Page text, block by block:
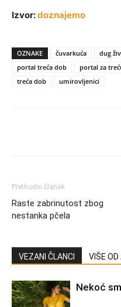
Izvor:doznajemo
OZNAKE čuvarkuća dug
portal treća dob
portal za
treća dob
umirovljenici
Prethodni članak
Raste zabrinutost zbog
nestanka pčela
VEZANI ČLANCI VIŠE
Nekoć